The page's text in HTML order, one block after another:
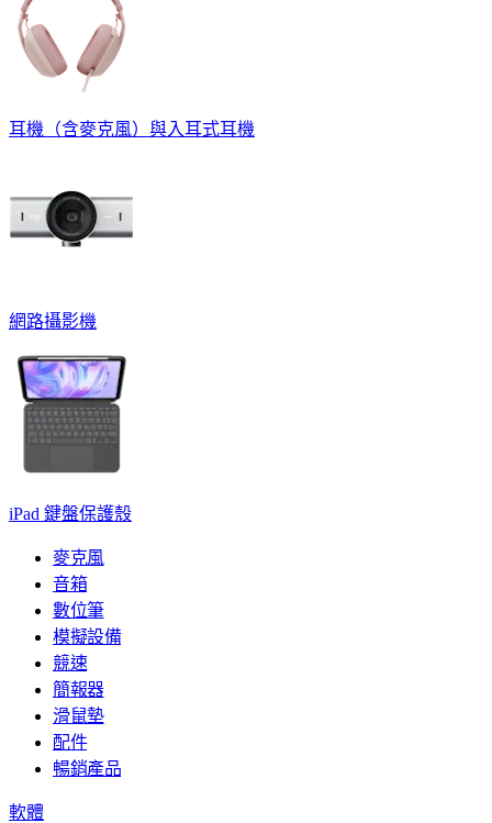
耳機（含麥克風）與入耳式耳機
網路攝影機
iPad 鍵盤保護殼
麥克風
音箱
數位筆
模擬設備
競速
簡報器
滑鼠墊
配件
暢銷產品
軟體